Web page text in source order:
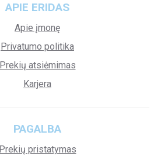
APIE ERIDAS
Apie įmonę
Privatumo politika
Prekių atsiėmimas
Karjera
PAGALBA
Prekių pristatymas